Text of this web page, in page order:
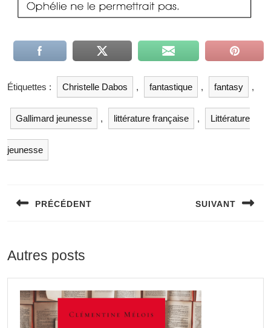
Étiquettes : Christelle Dabos , fantastique , fantasy ,
Gallimard jeunesse , littérature française , Littérature
jeunesse
PRÉCÉDENT SUIVANT
Autres posts